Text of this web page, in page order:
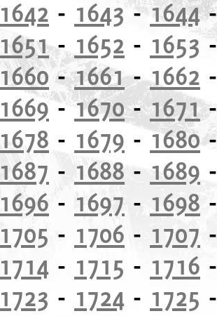
1642 - 1643- 1644
1651- 1652 - 1653
1660-1661-1662
1669-1670-1671
1678 - 1679 -1680
1687 - 1688 - 1689
1696 - 1697 - 1698
1705 - 1706 - 1707
1714 - 1715 - 1716
1723 - 1724 - 1725